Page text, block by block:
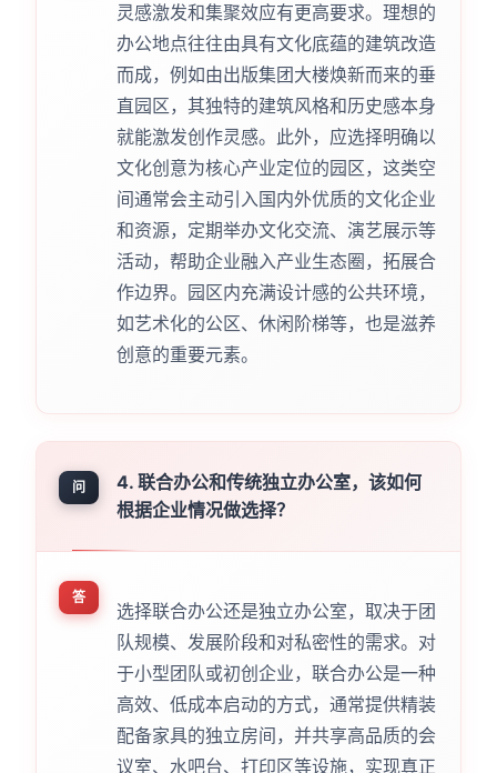
灵感激发和集聚效应有更高要求。理想的
办公地点往往由具有文化底蕴的建筑改造
而成，例如由出版集团大楼焕新而来的垂
直园区，其独特的建筑风格和历史感本身
就能激发创作灵感。此外，应选择明确以
文化创意为核心产业定位的园区，这类空
间通常会主动引入国内外优质的文化企业
和资源，定期举办文化交流、演艺展示等
活动，帮助企业融入产业生态圈，拓展合
作边界。园区内充满设计感的公共环境，
如艺术化的公区、休闲阶梯等，也是滋养
创意的重要元素。
问
4. 联合办公和传统独立办公室，该如何
根据企业情况做选择？
答
选择联合办公还是独立办公室，取决于团
队规模、发展阶段和对私密性的需求。对
于小型团队或初创企业，联合办公是一种
高效、低成本启动的方式，通常提供精装
配备家具的独立房间，并共享高品质的会
议室、水吧台、打印区等设施，实现真正